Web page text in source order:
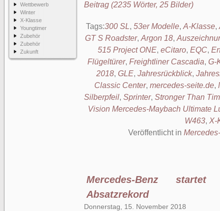
Wettbewerb
Winter
X-Klasse
Youngtimer
Zubehör
Zubehör
Zukunft
Beitrag (2235 Wörter, 25 Bilder)
Tags:300 SL, 53er Modelle, A-Klasse,
GT S Roadster, Argon 18,
515 Project ONE, eCitaro, EQC,
Flügeltürer, Freightliner Cascadia, G-
2018, GLE, Jahresrückblick,
Classic Center, mercedes-seite.de,
Silberpfeil, Sprinter, Stronger Than
Vision Mercedes-Maybach Ultimate
W463, X-
Veröffentlicht in
Mercedes-Benz
Absatzrekord
Donnerstag, 15. November 2018